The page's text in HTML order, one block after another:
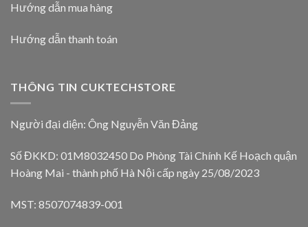
Hướng dẫn mua hàng
Hướng dẫn thanh toán
THÔNG TIN CUKTECHSTORE
Người đại diện: Ông Nguyễn Văn Đảng
Số ĐKKD: 01M8032450 Do Phòng Tài Chính Kế Hoạch quận
Hoàng Mai - thành phố Hà Nội cấp ngày 25/08/2023
MST: 8507074839-001